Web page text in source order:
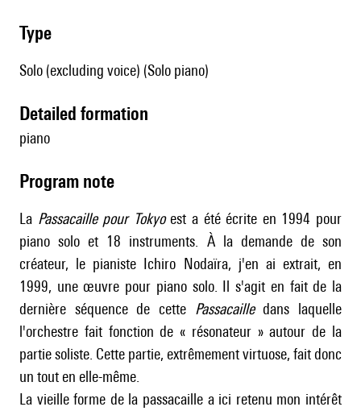
type
Solo (excluding voice) (Solo piano)
detailed formation
piano
Program note
La Passacaille pour Tokyoest a été écrite en 1994 pour
piano solo et 18 instruments. À la demande de son
créateur, le pianiste Ichiro Nodaïra, j'en ai extrait, en
1999, une œuvre pour piano solo. Il s'agit en fait de la
dernière séquence de cette Passacailledans laquelle
l'orchestre fait fonction de « résonateur » autour de la
partie soliste. Cette partie, extrêmement virtuose, fait donc
un tout en elle-même.
La vieille forme de la passacaille a ici retenu mon intérêt